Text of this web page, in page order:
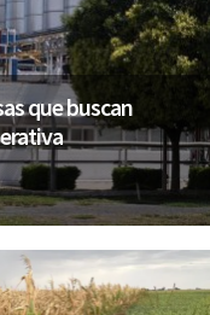
que buscan